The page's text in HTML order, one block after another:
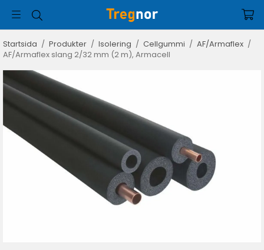
Startsida / Produkter / Isolering / Cellgummi / AF/Armaflex /
AF/Armaflex slang 2/32 mm (2 m), Armacell